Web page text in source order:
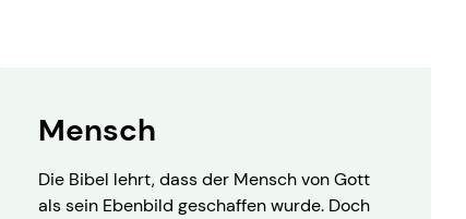
Mensch
Die Bibel lehrt, dass der Mensch von Gott
als sein Ebenbild geschaffen wurde. Doch